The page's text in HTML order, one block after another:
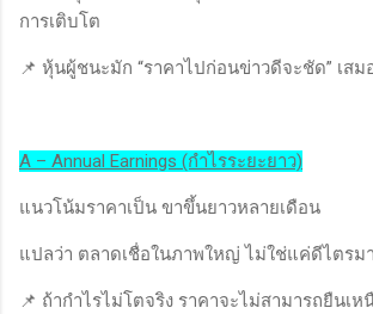
การเติบโต
📌 หุ้นผู้ชนะมัก “ราคาไปก่อนข่าวดีจะชัด” เสม
A – Annual Earnings (กำไรระยะยาว)
แนวโน้มราคาเป็น ขาขึ้นยาวหลายเดือน
แปลว่า ตลาดเชื่อในภาพใหญ่ ไม่ใช่แค่ดีไตรม
📌 ถ้ากำไรไม่โตจริง ราคาจะไม่สามารถยืนเ